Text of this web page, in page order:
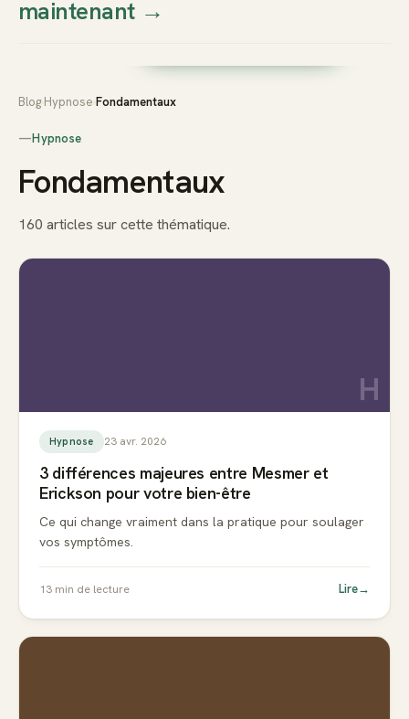
Thierry
Prendre rendez-vous dès
maintenant→
Blog Hypnose Fondamentaux
—Hypnose
Fondamentaux
160 articles sur cette thématique.
H
Hypnose 23 avr. 2026
3 différences majeures entre Mesmer et
Erickson pour votre bien-être
Ce qui change vraiment dans la pratique pour soulager
vos symptômes.
13 min de lecture Lire→